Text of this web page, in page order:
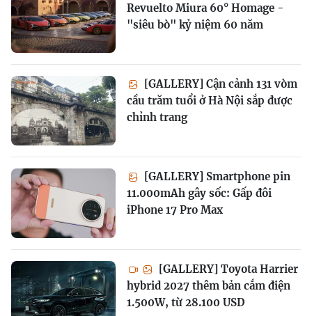
Revuelto Miura 60° Homage -
"siêu bò" kỷ niệm 60 năm
[GALLERY] Cận cảnh 131 vòm
cầu trăm tuổi ở Hà Nội sắp được
chỉnh trang
[GALLERY] Smartphone pin
11.000mAh gây sốc: Gấp đôi
iPhone 17 Pro Max
[GALLERY] Toyota Harrier
hybrid 2027 thêm bản cắm điện
1.500W, từ 28.100 USD